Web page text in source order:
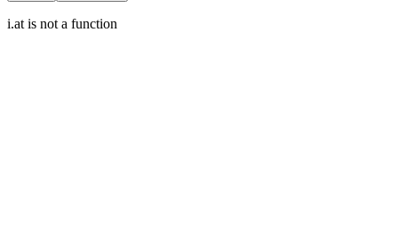
i.at is not a function